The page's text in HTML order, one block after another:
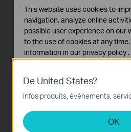
Langue:Multi-langues
Taille du fichier:3.95 MB
Newly support the G.hn products
Support the newest MACOS
De United States?
Infos produits, événements,
OK
This website uses cookies to
navigation, analyze online
possible user experience on our
to the use of cookies at any
information in our privacy policy .
Ces cookies sont nécessaires
site Web et ne peuvent pas être
systèmes.
Cookies d'analyse et marketing